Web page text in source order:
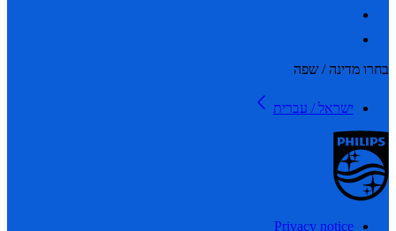
מדינה / שפה
ישראל / עברית
Privacy notice